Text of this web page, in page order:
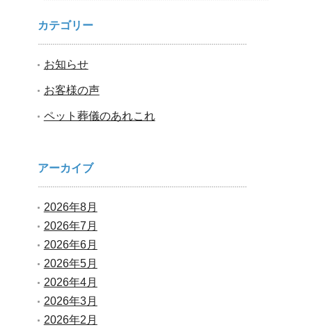
カテゴリー
お知らせ
お客様の声
ペット葬儀のあれこれ
アーカイブ
2026年8月
2026年7月
2026年6月
2026年5月
2026年4月
2026年3月
2026年2月